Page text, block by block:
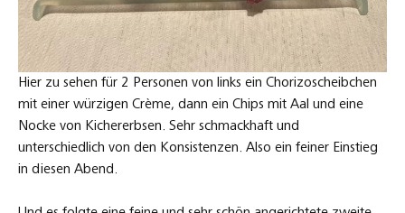
Hier zu sehen für 2 Personen von links ein Chorizoscheibchen
mit einer würzigen Crème, dann ein Chips mit Aal und eine
Nocke von Kichererbsen. Sehr schmackhaft und
unterschiedlich von den Konsistenzen. Also ein feiner Einstieg
in diesen Abend.